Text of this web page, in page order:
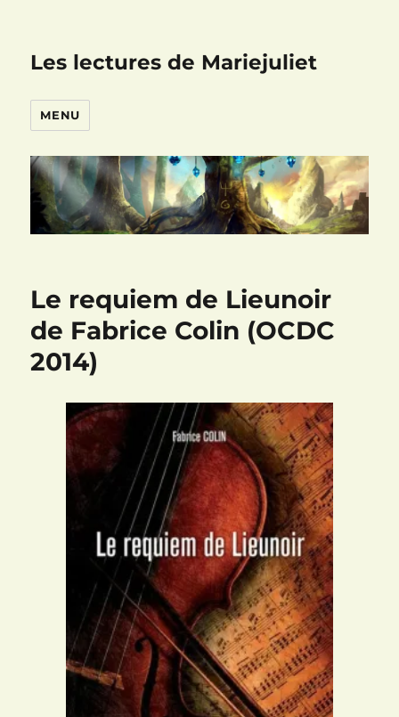
Les lectures de Mariejuliet
MENU
Le requiem de Lieunoir
de Fabrice Colin (OCDC
2014)